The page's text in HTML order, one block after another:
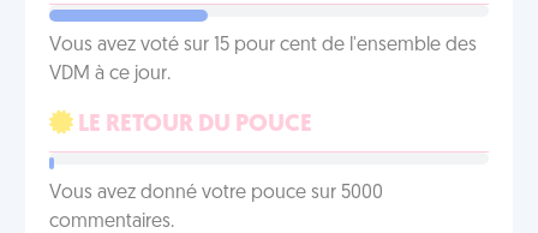
Vous avez voté sur 15 pour cent de l'ensemble des
VDM à ce jour.
LE RETOUR DU POUCE
Vous avez donné votre pouce sur 5000
commentaires.